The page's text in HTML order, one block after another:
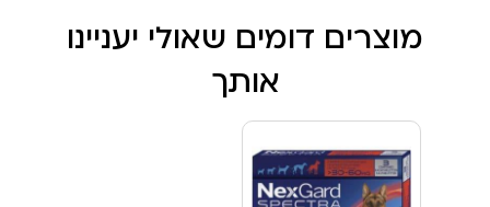
מוצרים דומים שאולי יעניינו
אותך